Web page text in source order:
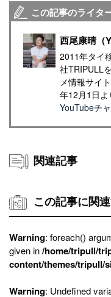
この記事のライタ
西尾康晴（
2011年タイ
社TRIPULL
メ情報サイ
年12月1日よ
YouTubeチ
関連記事
この記事に関
Warning: foreach()
given in/home/tripull/
content/themes/tripull/
Warning: Undefined